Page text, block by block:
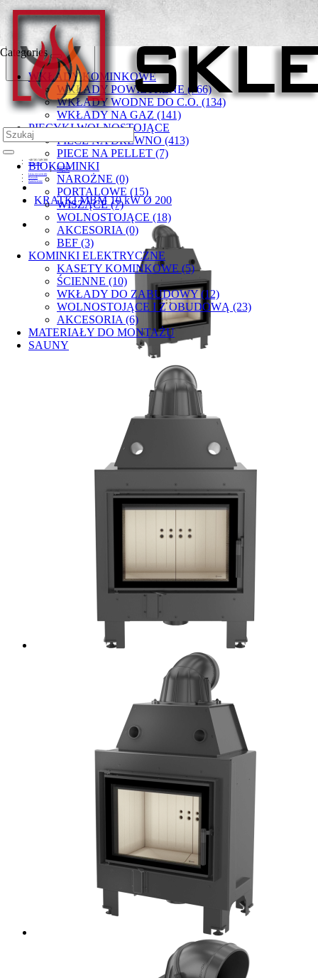
+48 501 549 300
Moje konto
Rejestracja
Zaloguj się
Lista życzeń (0)
Koszyk
Zamówienie
Categories
WKŁADY KOMINKOWE
WKŁADY POWIETRZNE (766)
WKŁADY WODNE DO C.O. (134)
WKŁADY NA GAZ (141)
PIECYKI WOLNOSTOJĄCE
PIECE NA DREWNO (413)
PIECE NA PELLET (7)
BIOKOMINKI
NAROŻNE (0)
PORTALOWE (15)
WISZĄCE (7)
WOLNOSTOJĄCE (18)
AKCESORIA (0)
BEF (3)
KOMINKI ELEKTRYCZNE
KASETY KOMINKOWE (5)
ŚCIENNE (10)
WKŁADY DO ZABUDOWY (12)
WOLNOSTOJĄCE I Z OBUDOWĄ (23)
AKCESORIA (6)
MATERIAŁY DO MONTAŻU
SAUNY
KRATKI MBM 10 kW Ø 200